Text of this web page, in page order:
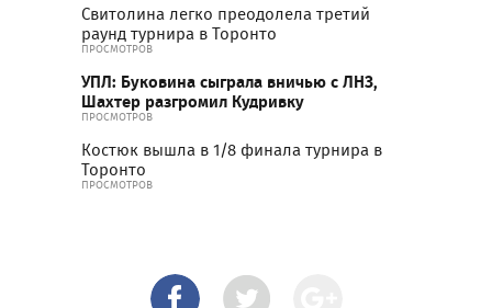
Свитолина легко преодолела третий
раунд турнира в Торонто
ПРОСМОТРОВ
УПЛ: Буковина сыграла вничью с ЛНЗ,
Шахтер разгромил Кудривку
ПРОСМОТРОВ
Костюк вышла в 1/8 финала турнира в
Торонто
ПРОСМОТРОВ